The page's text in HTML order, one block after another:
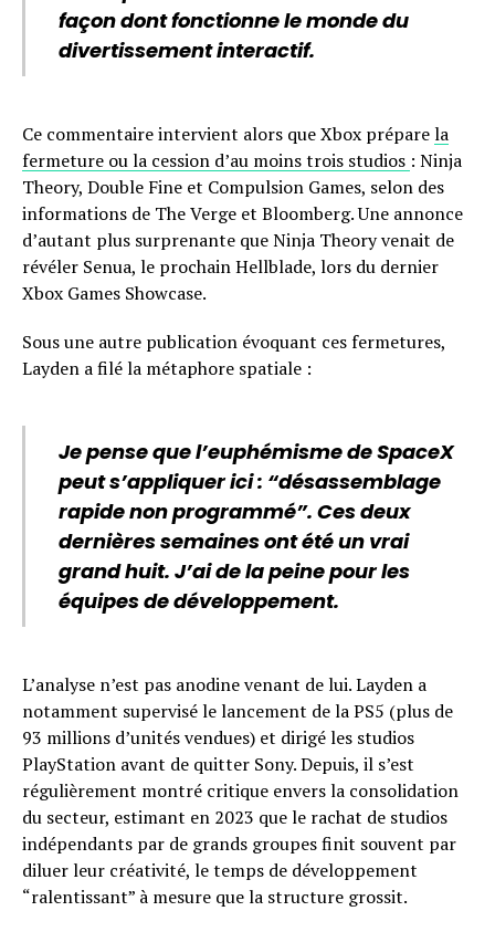
façon dont fonctionne le monde du
divertissement interactif.
Ce commentaire intervient alors que Xbox préparela
fermeture ou la cession d’au moins trois studios : Ninja
Theory, Double Fine et Compulsion Games, selon des
informations de The Verge et Bloomberg. Une annonce
d’autant plus surprenante que Ninja Theory venait de
révéler Senua, le prochain Hellblade, lors du dernier
Xbox Games Showcase.
Sous une autre publication évoquant ces fermetures,
Layden a filé la métaphore spatiale :
Je pense que l’euphémisme de SpaceX
peut s’appliquer ici : “désassemblage
rapide non programmé”. Ces deux
dernières semaines ont été un vrai
grand huit. J’ai de la peine pour les
équipes de développement.
L’analyse n’est pas anodine venant de lui. Layden a
notamment supervisé le lancement de la PS5 (plus de
93 millions d’unités vendues) et dirigé les studios
PlayStation avant de quitter Sony. Depuis, il s’est
régulièrement montré critique envers la consolidation
du secteur, estimant en 2023 que le rachat de studios
indépendants par de grands groupes finit souvent par
diluer leur créativité, le temps de développement
“ralentissant” à mesure que la structure grossit.